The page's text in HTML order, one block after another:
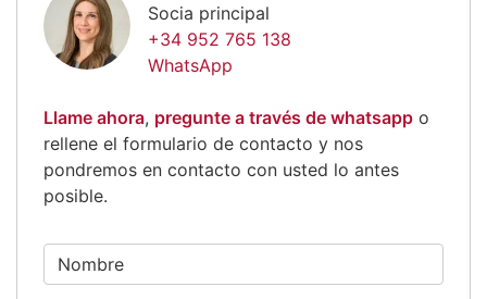
Socia principal
+34 952 765 138
WhatsApp
Llame ahora, pregunte a través de whatsapp o
rellene el formulario de contacto y nos
pondremos en contacto con usted lo antes
posible.